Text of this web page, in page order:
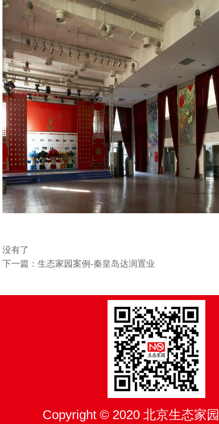
没有了
下一篇：生态家园案例-秦皇岛达润置业
Copyright © 2020 北京生态家